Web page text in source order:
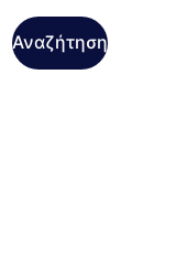
Αναζήτηση